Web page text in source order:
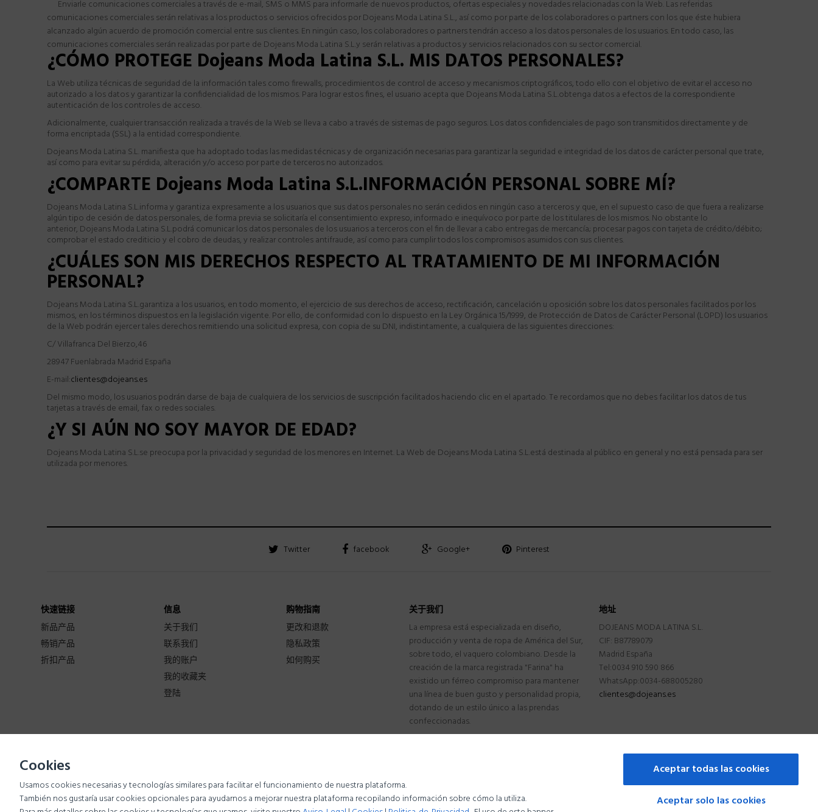
Enviarle comunicaciones comerciales a través de e-mail, SMS o MMS para informarle de nuevos productos, ofertas especiales y novedades relacionadas con la Web. Las referidas
comunicaciones comerciales serán relativas a los productos o servicios ofrecidos por Dojeans Moda Latina S.L., así como por parte de los colaboradores o partnerscon los que éste hubiera
alcanzado algún acuerdo de promoción comercial entre sus clientes. En ningún caso, los colaboradores o partnerstendrán acceso a los datos personales de los usuarios. En todo caso, las
comunicaciones comerciales serán realizadas por parte de Dojeans Moda Latina S.L.y serán relativas a productos y servicios relacionados con su sector comercial.
¿CÓMO PROTEGE Dojeans Moda Latina S.L. MIS DATOS PERSONALES?
La Web utiliza técnicas de seguridad de la información tales como firewalls, procedimientos de control de acceso y mecanismos criptográficos, todo ello con el objetivo de evitar el acceso no
autorizado a los datos y garantizar la confidencialidad de los mismos. Para lograr estos fines, el usuario acepta que Dojeans Moda Latina S.L.obtenga datos a efectos de la correspondiente
autenticación de los controles de acceso.
Adicionalmente, cualquier transacción realizada a través de la Web se lleva a cabo a través de sistemas de pago seguros. Los datos confidenciales de pago son transmitidos directamente y de
forma encriptada (SSL) a la entidad correspondiente.
Dojeans Moda Latina S.L. manifiesta que ha adoptado todas las medidas técnicas y de organización necesarias para garantizar la seguridad e integridad de los datos de carácter personal que trate,
así como para evitar su pérdida, alteración y/o acceso por parte de terceros no autorizados.
¿COMPARTE Dojeans Moda Latina S.L.INFORMACIÓN PERSONAL SOBRE MÍ?
Dojeans Moda Latina S.L.informa y garantiza expresamente a los usuarios que sus datos personales no serán cedidos en ningún caso a terceros y que, en el supuesto caso de que fuera a realizarse
algún tipo de cesión de datos personales, de forma previa se solicitaría el consentimiento expreso, informado e inequívoco por parte de los titulares de los mismos. No obstante lo
anterior, Dojeans Moda Latina S.L.podrá comunicar los datos personales de los usuarios a terceros con el fin de llevar a cabo entregas de mercancía; procesar pagos con tarjeta de crédito/débito;
comprobar el estado crediticio y el cobro de deudas, y realizar controles antifraude, así como para cumplir todos los compromisos asumidos con sus clientes.
¿CUÁLES SON MIS DERECHOS RESPECTO AL TRATAMIENTO DE MI INFORMACIÓN
PERSONAL?
Dojeans Moda Latina S.L.garantiza a los usuarios, en todo momento, el ejercicio de sus derechos de acceso, rectificación, cancelación u oposición sobre los datos personales facilitados por los
mismos, en los términos dispuestos en la legislación vigente. Por ello, de conformidad con lo dispuesto en la Ley Orgánica 15/1999, de Protección de Datos de Carácter Personal (LOPD) los usuarios
de la Web podrán ejercer tales derechos remitiendo una solicitud expresa, con copia de su DNI, indistintamente, a cualquiera de las siguientes direcciones:
C/ Villafranca Del Bierzo,46
28947 Fuenlabrada Madrid España
E-mail:clientes@dojeans.es
Del mismo modo, los usuarios podrán darse de baja de cualquiera de los servicios de suscripción facilitados haciendo clic en el apartado. Te recordamos que no debes facilitar los datos de tus
tarjetas a través de email, fax o redes sociales.
¿Y SI AÚN NO SOY MAYOR DE EDAD?
Dojeans Moda Latina S.L.se preocupa por la privacidad y seguridad de los menores en Internet. La Web de Dojeans Moda Latina S.L.está destinada al público en general y no está pensada para ser
utilizada por menores.
Twitter facebook Google+ Pinterest
快速链接
新品产品
畅销产品
折扣产品
信息
关于我们
联系我们
我的账户
我的收藏夹
登陆
购物指南
更改和退款
隐私政策
如何购买
关于我们
La empresa está especializada en diseño,
producción y venta de ropa de América del Sur,
sobre todo, el vaquero colombiano. Desde la
creación de la marca registrada "Farina" ha
existido un férreo compromiso para mantener
una línea de buen gusto y personalidad propia,
dotando de un estilo único a las prendas
confeccionadas.
地址
DOJEANS MODA LATINA S.L.
CIF: B87789079
Madrid España
Tel:0034 910 590 866
WhatsApp:0034-688005280
clientes@dojeans.es
Copyright © 2017-Farinalatina- All right reserved.
Developed byGrupoa1
Cookies
Usamos cookies necesarias y tecnologías similares para facilitar el funcionamiento de nuestra plataforma.
También nos gustaría usar cookies opcionales para ayudarnos a mejorar nuestra plataforma recopilando información sobre cómo la utiliza.
Aceptar todas las cookies
Aceptar solo las cookies